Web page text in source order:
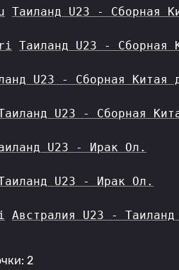
Таиланд U23 - Сборная
Таиланд U23 - Сборная
U23 - Сборная Китая
U23 - Сборная
U23 - Ирак Ол.
U23 - Ирак Ол.
Австралия U23 - Таиланд
2